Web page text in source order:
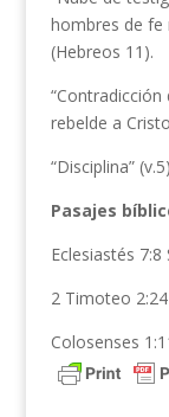
hombres de fe
(Hebreos 11).
“Contradicción
rebelde a
“Disciplina”
Pasajes
Eclesiastés
2 Timoteo
Colosenses